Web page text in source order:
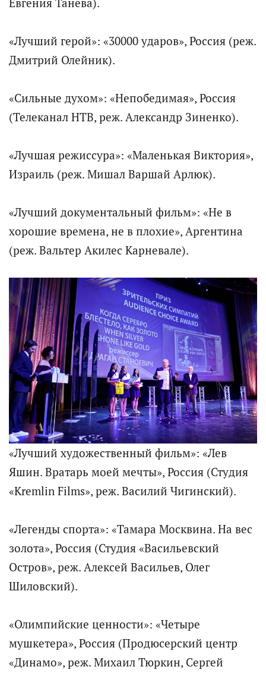
Евгения Танева).
«Лучший герой»: «30000 ударов», Россия (реж.
Дмитрий Олейник).
«Сильные духом»: «Непобедимая», Россия
(Телеканал НТВ, реж. Александр Зиненко).
«Лучшая режиссура»: «Маленькая Виктория»,
Израиль (реж. Мишал Варшай Арлюк).
«Лучший документальный фильм»: «Не в
хорошие времена, не в плохие», Аргентина
(реж. Вальтер Акилес Карневале).
«Лучший художественный фильм»: «Лев
Яшин. Вратарь моей мечты», Россия (Студия
«Kremlin Films», реж. Василий Чигинский).
«Легенды спорта»: «Тамара Москвина. На вес
золота», Россия (Студия «Васильевский
Остров», реж. Алексей Васильев, Олег
Шиловский).
«Олимпийские ценности»: «Четыре
мушкетера», Россия (Продюсерский центр
«Динамо», реж. Михаил Тюркин, Сергей